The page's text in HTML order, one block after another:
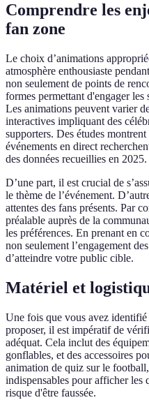
Comprendre les
fan zone
Le choix d’animations
atmosphère enthousiaste
non seulement de points de
formes permettant d'engager les
Les animations peuvent varier
interactives impliquant des
supporters. Des études
événements en direct
des données recueillies en 2025.
D’une part, il est crucial de
le thème de l’événement.
attentes des fans présents. Par
préalable auprès de la
les préférences. En prenant en
non seulement l’engagement
d’atteindre votre public cible.
Matériel et
Une fois que vous avez
proposer, il est impératif de
adéquat. Cela inclut des
gonflables, et des accessoires
animation de quiz sur le
indispensables pour afficher les
risque d'être faussée.